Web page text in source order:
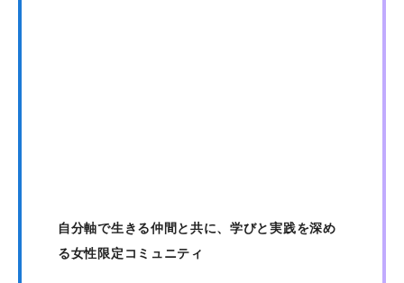
自分軸で生きる仲間と共に、学びと実践を深め
る女性限定コミュニティ